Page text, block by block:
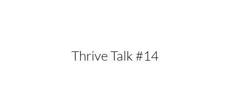
Thrive Talk #14